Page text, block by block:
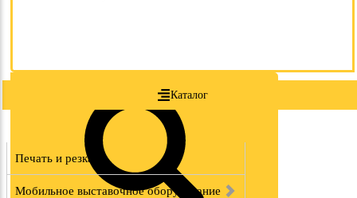
Каталог
Печать и резка
Мобильное выставочное оборудование